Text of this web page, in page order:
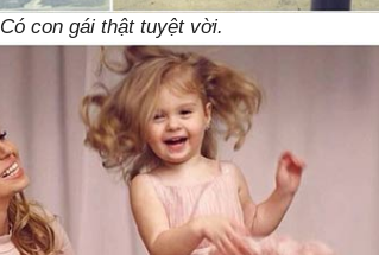
Có con gái thật tuyệt vời.